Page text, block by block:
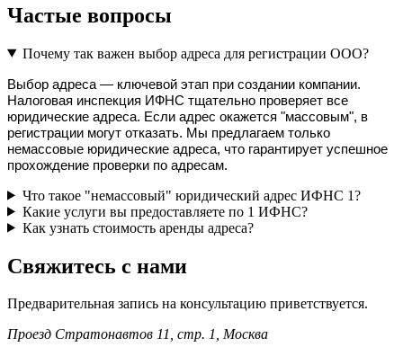
Частые вопросы
Почему так важен выбор адреса для регистрации ООО?
Выбор адреса — ключевой этап при создании компании.
Налоговая инспекция ИФНС тщательно проверяет все
юридические адреса. Если адрес окажется "массовым", в
регистрации могут отказать. Мы предлагаем только
немассовые юридические адреса, что гарантирует успешное
прохождение проверки по адресам.
Что такое "немассовый" юридический адрес ИФНС 1?
Какие услуги вы предоставляете по 1 ИФНС?
Как узнать стоимость аренды адреса?
Свяжитесь с нами
Предварительная запись на консультацию приветствуется.
Проезд Стратонавтов 11, стр. 1, Москва